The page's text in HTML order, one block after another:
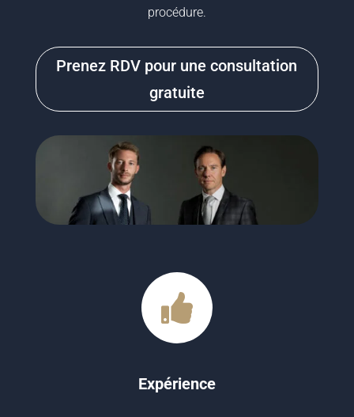
procédure.
Prenez RDV pour une consultation
gratuite

Expérience